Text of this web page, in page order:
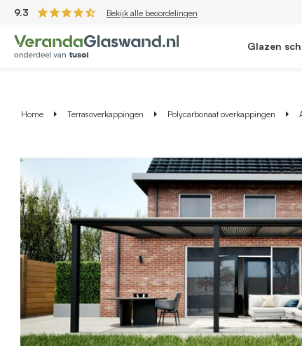
9.3 Bekijk alle beoordelingen
Glazen
Home Terrasoverkappingen Polycarbonaat overkappingen